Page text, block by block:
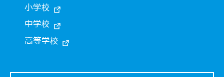
小学校
中学校
高等学校